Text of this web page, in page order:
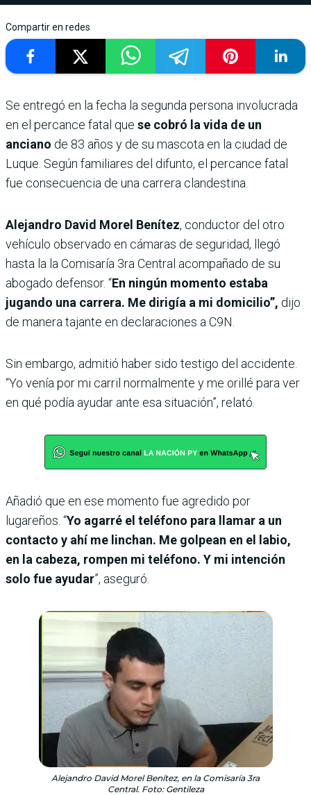
Compartir en redes
Se entregó en la fecha la segunda persona involucrada
en el percance fatal que se cobró la vida de un
anciano de 83 años y de su mascota en la ciudad de
Luque. Según familiares del difunto, el percance fatal
fue consecuencia de una carrera clandestina.
Alejandro David Morel Benítez, conductor del otro
vehículo observado en cámaras de seguridad, llegó
hasta la la Comisaría 3ra Central acompañado de su
abogado defensor. “En ningún momento estaba
jugando una carrera. Me dirigía a mi domicilio”, dijo
de manera tajante en declaraciones a C9N.
Sin embargo, admitió haber sido testigo del accidente.
“Yo venía por mi carril normalmente y me orillé para ver
en qué podía ayudar ante esa situación”, relató.
Añadió que en ese momento fue agredido por
lugareños. “Yo agarré el teléfono para llamar a un
contacto y ahí me linchan. Me golpean en el labio,
en la cabeza, rompen mi teléfono. Y mi intención
solo fue ayudar”, aseguró.
Alejandro David Morel Benítez, en la Comisaría 3ra
Central. Foto: Gentileza